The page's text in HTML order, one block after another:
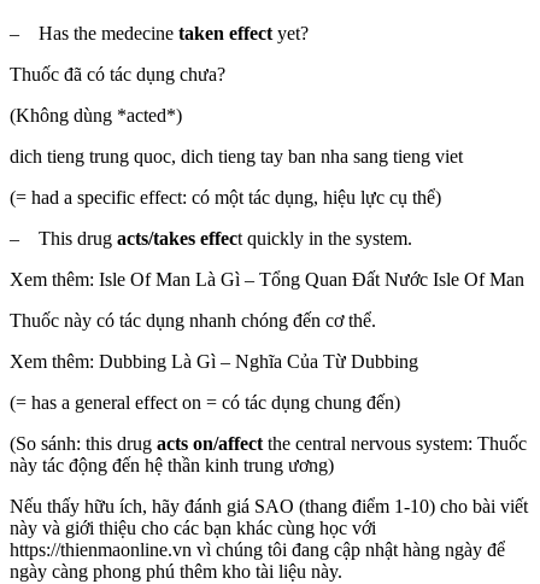
– Has the medecine taken effect yet?
Thuốc đã có tác dụng chưa?
(Không dùng *acted*)
dich tieng trung quoc, dich tieng tay ban nha sang tieng viet
(= had a specific effect: có một tác dụng, hiệu lực cụ thể)
– This drug acts/takes effect quickly in the system.
Xem thêm: Isle Of Man Là Gì – Tổng Quan Đất Nước Isle Of Man
Thuốc này có tác dụng nhanh chóng đến cơ thể.
Xem thêm: Dubbing Là Gì – Nghĩa Của Từ Dubbing
(= has a general effect on = có tác dụng chung đến)
(So sánh: this drug acts on/affect the central nervous system: Thuốc
này tác động đến hệ thần kinh trung ương)
Nếu thấy hữu ích, hãy đánh giá SAO (thang điểm 1-10) cho bài viết
này và giới thiệu cho các bạn khác cùng học với
https://thienmaonline.vn vì chúng tôi đang cập nhật hàng ngày để
ngày càng phong phú thêm kho tài liệu này.